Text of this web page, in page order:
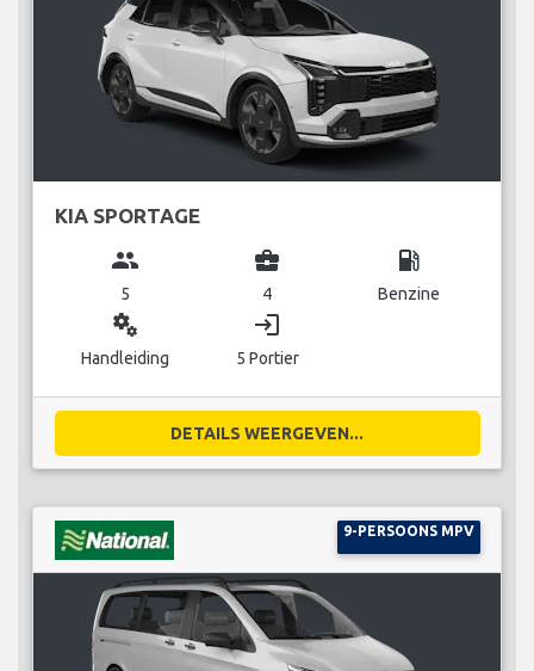
KIA SPORTAGE
group
5
business_center
4
local_gas_station
Benzine
miscellaneous_services
Handleiding
login
5 Portier
DETAILS WEERGEVEN...
9-PERSOONS MPV